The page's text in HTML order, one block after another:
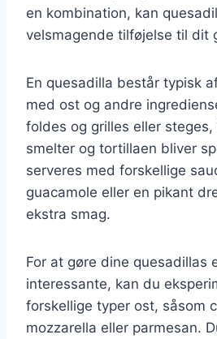
en kombination, kan
velsmagende tilføjelse til dit
En quesadilla består typisk
med ost og andre
foldes og grilles eller
smelter og tortillaen bliver
serveres med forskellige
guacamole eller en pikant
ekstra smag.
For at gøre dine quesadillas
interessante, kan du
forskellige typer ost, såsom
mozzarella eller parmesan.